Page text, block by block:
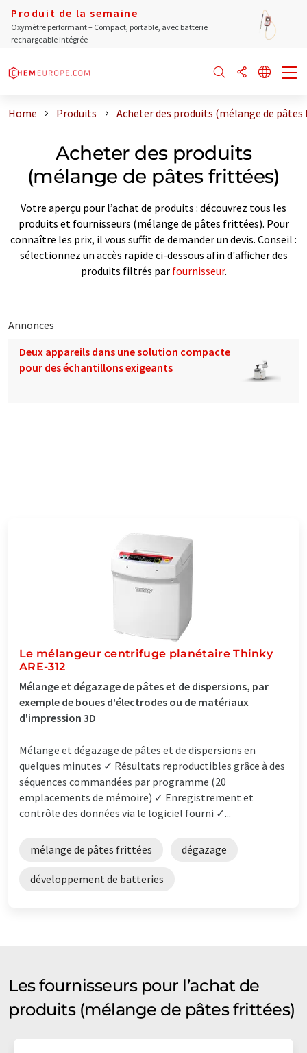
Produit de la semaine
Oxymètre performant – Compact, portable, avec batterie
rechargeable intégrée
Home Produits Acheter des produits (mélange de
Acheter des produits
(mélange de pâtes frittées)
Votre aperçu pour l’achat de produits : découvrez tous les
produits et fournisseurs (mélange de pâtes frittées). Pour
connaître les prix, il vous suffit de demander un devis. Conseil :
sélectionnez un accès rapide ci-dessous afin d'afficher des
produits filtrés par fournisseur.
Annonces
Deux appareils dans une solution compacte
pour des échantillons exigeants
Le mélangeur centrifuge planétaire Thinky
ARE-312
Mélange et dégazage de pâtes et de dispersions, par
exemple de boues d'électrodes ou de matériaux
d'impression 3D
Mélange et dégazage de pâtes et de dispersions en
quelques minutes ✓ Résultats reproductibles grâce à des
séquences commandées par programme (20
emplacements de mémoire) ✓ Enregistrement et
contrôle des données via le logiciel fourni ✓...
mélange de pâtes frittées dégazage
développement de batteries
Les fournisseurs pour l’achat de
produits (mélange de pâtes frittées)